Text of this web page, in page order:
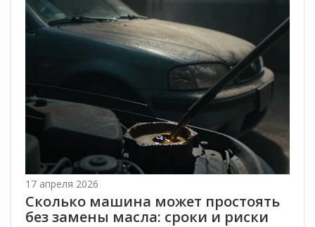
17 апреля 2026
Сколько машина может простоять
без замены масла: сроки и риски